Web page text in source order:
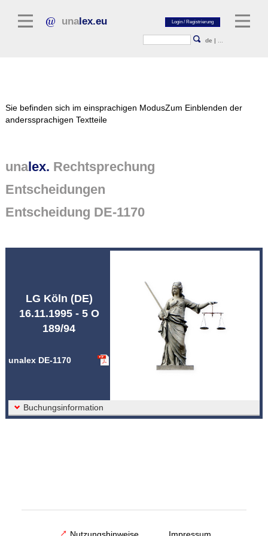
unalex.eu
de |
Normtexte
Rechtsprechung
Sie befinden sich im einsprachigen ModusZum Einblenden der
anderssprachigen Textteile
unalex. Rechtsprechung
Entscheidungen
Entscheidung DE-1170
LG Köln (DE)
16.11.1995 - 5 O
189/94
unalex DE-1170
Buchungsinformation
Nutzungshinweise Impressum